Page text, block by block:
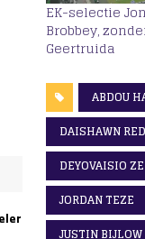
EK-selectie
Brobbey,
Geertruida
ABDOU
DAISHAWN
DEYOVAISIO
JORDAN TEZE
JUSTIN BIJLOW